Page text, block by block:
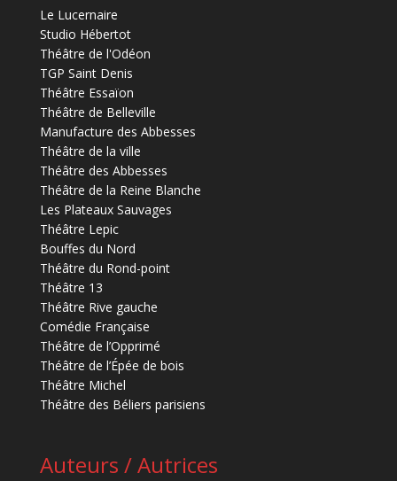
Le Lucernaire
Studio Hébertot
Théâtre de l'Odéon
TGP Saint Denis
Théâtre Essaïon
Théâtre de Belleville
Manufacture des Abbesses
Théâtre de la ville
Théâtre des Abbesses
Théâtre de la Reine Blanche
Les Plateaux Sauvages
Théâtre Lepic
Bouffes du Nord
Théâtre du Rond-point
Théâtre 13
Théâtre Rive gauche
Comédie Française
Théâtre de l’Opprimé
Théâtre de l’Épée de bois
Théâtre Michel
Théâtre des Béliers parisiens
Auteurs / Autrices